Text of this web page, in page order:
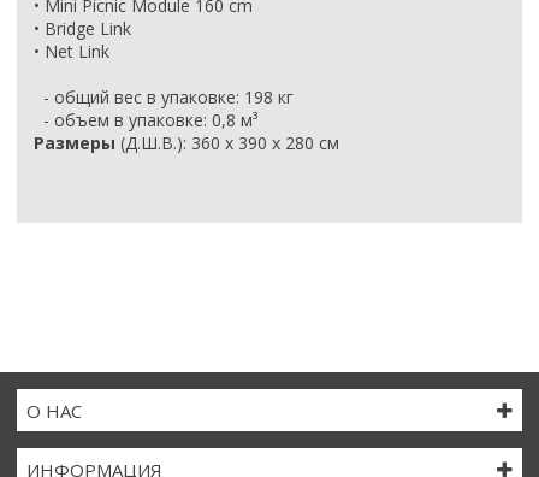
• Mini Picnic Module 160 cm
• Bridge Link
• Net Link
- общий вес в упаковке: 198 кг
- объем в упаковке: 0,8 м³
Размеры (Д.Ш.В.): 360 х 390 х 280 см
О НАС
ИНФОРМАЦИЯ